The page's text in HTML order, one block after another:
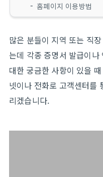
홈페이지 이용방법
많은 분들이 지역 또는 직
는데 각종 증명서 발급이나
대한 궁금한 사항이 있을
넷이나 전화로 고객센터를
리겠습니다.